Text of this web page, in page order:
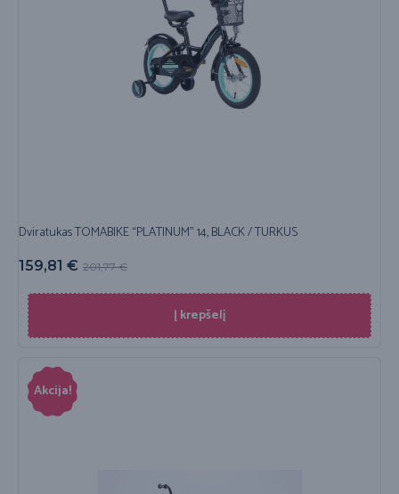
Dviratukas TOMABIKE “PLATINUM” 14, BLACK / TURKUS
201,77€
159,81 €
Į krepšelį
Akcija!